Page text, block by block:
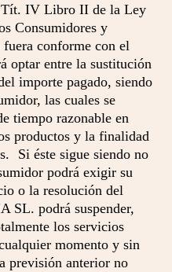
Tít. IV Libro II de la Ley
Consumidores y
conforme con el
optar entre la sustitución
importe pagado, siendo
las cuales se
tiempo razonable en
productos y la finalidad
Si éste sigue siendo no
podrá exigir su
o la resolución del
podrá suspender,
los servicios
momento y sin
previsión anterior no